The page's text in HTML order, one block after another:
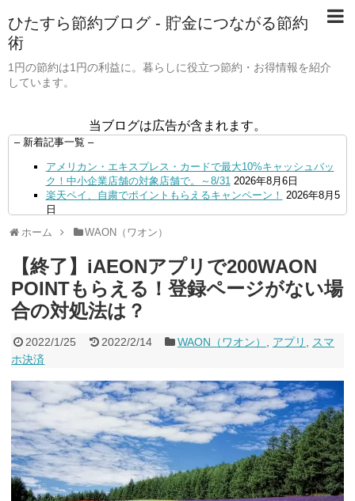
ひたすら節約ブログ - 貯金につながる節約
術
1円の節約は1円の利益に。暮らしに役立つ節約・お得情報を紹介
しています。
当ブログは広告が含まれます。
– 新着記事一覧 –
アメリカン・エキスプレス・カードで最大10%キャッシュバッ
ク！中小企業店舗の対象店舗で。～8/31 2026年8月6日
楽天ペイ、自粛でポイントもらえるキャンペーン！ 2026年8月5
日
元！
2026年8月5日
ードチャージすると5%還元に！ 2026年8月4日
PayPayで500ptもらえる！対象地銀の口座追加などの条件達成
で。9/30まで 2026年8月4日
三井住友カード、はま寿司、ココス、オリーブの丘などでVポイ
ント最大10％還元！さらにVカードクーポンも併用可
月4日
ドコモSMTBネット銀行への振込で最大10,000円あたる抽選キ
ドコモの銀行で預金残高を10万円以上増加で最大10億dポイント
山分けキャンペーン！～10/31 2026年8月3日
デジタルギフト改悪でいろいろ手数料徴収へ！8/3～ 2026年8月
1日
PayPayポイント→Vポイント交換でストア限定の制限を消す方
法 2026年8月1日
Vポイントpay利用で最大10%還元！8/31まで 2026年8月1日
V NEOBANK改悪！還元率1.25%に、チャージ系対象外へ！11
月から 2026年8月1日
ホーム WAON（ワオン）
【終了】iAEONアプリで200WAON
POINTもらえる！登録ページがない場
合の対処法は？
2022/1/25 2022/2/14 WAON（ワオン） アプリ
スマ
ホ決済